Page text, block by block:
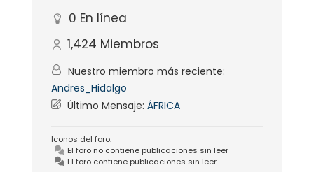
0 En línea
1,424 Miembros
Nuestro miembro más reciente:
Andres_Hidalgo
Último Mensaje: ÁFRICA
Iconos del foro:
El foro no contiene publicaciones sin leer
El foro contiene publicaciones sin leer